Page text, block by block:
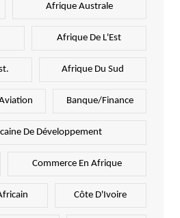
Afrique Australe
Afrique De L'Est
Afrique Du Sud
Banque/Finance
De Développement
Commerce En Afrique
Côte D'Ivoire